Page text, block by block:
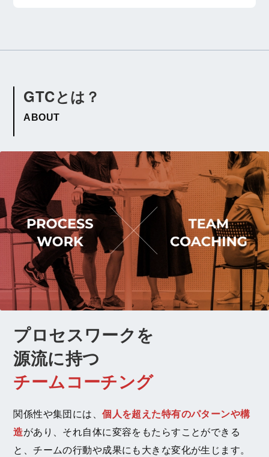
GTCとは？
ABOUT
プロセスワークを
源流に持つ
チームコーチング
関係性や集団には、個人を超えた特有のパターンや構
造があり、それ自体に変容をもたらすことができる
と、チームの行動や成果にも大きな変化が生じます。